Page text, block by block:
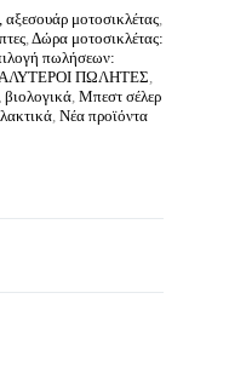
μοτοσικλέτας,
,Δώρα μοτοσικλέτας:
πωλήσεων:
ΠΩΛΗΤΕΣ,
, Μπεστ σέλερ
, Νέα προϊόντα